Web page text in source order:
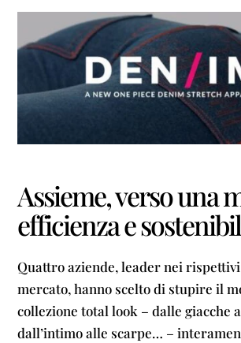
Assieme, verso una
efficienza e
Quattro aziende, leader nei
mercato, hanno scelto di stupire il
collezione total look – dalle giacche
dall’intimo alle scarpe… –